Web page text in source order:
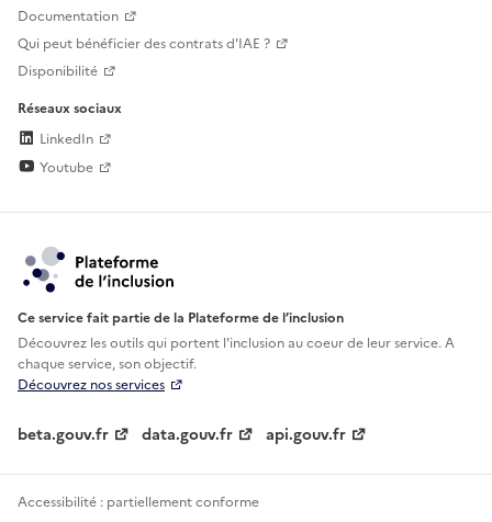
Documentation
Qui peut bénéficier des contrats d'IAE ?
Disponibilité
Réseaux sociaux
LinkedIn
Youtube
Ce service fait partie de la Plateforme de l’inclusion
Découvrez les outils qui portent l'inclusion aucoeur de leur service. A
chaque service, son objectif.
Découvrez nos services
beta.gouv.fr data.gouv.fr api.gouv.fr
Accessibilité : partiellement conforme